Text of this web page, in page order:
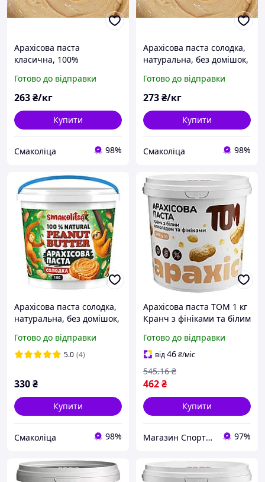
Арахісова паста
класична, 100%
Готово до відправки
263₴/кг
Купити
Смаколіца 98%
Арахісова паста солодка,
натуральна, без домішок,
Готово до відправки
273₴/кг
Купити
Смаколіца 98%
Арахісова паста солодка,
натуральна, без домішок,
Готово до відправки
5.0 (4)
330₴
Купити
Смаколіца 98%
Арахісова паста TOM 1 кг
Кранч з фініками та білим
Готово до відправки
від46₴/міс
462₴
545.16 ₴
Купити
Магазин Спортивного Харчування BBpower.in.ua 97%